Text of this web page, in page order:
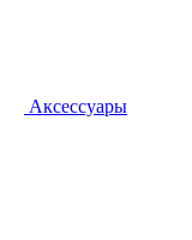
Аксессуары